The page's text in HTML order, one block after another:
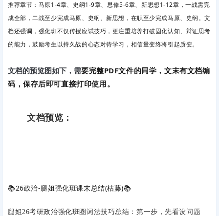
推荐章节：马原1-4章、史纲1-9章、思修5-6章、新思想1-12章，一战需完
成全部，二战至少完成马原、史纲、新思想，在职至少完成马原、史纲。文
档还强调，强化班不仅传授应试技巧，更注重培养打破固化认知、辩证思考
的能力，鼓励考生以持久战的心态对待学习，相信量变终将引起质变。
文档的预览图如下，需要完整PDF文件的同学，文末有文档编
码，保存后即可直接打印使用。
文档预览：
📚26政治-腿姐强化班课末总结(枯藤)📚
腿姐26考研政治强化班圈词法技巧总结：第一步，先看设问题